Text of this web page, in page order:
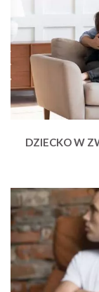
DZIECKO W